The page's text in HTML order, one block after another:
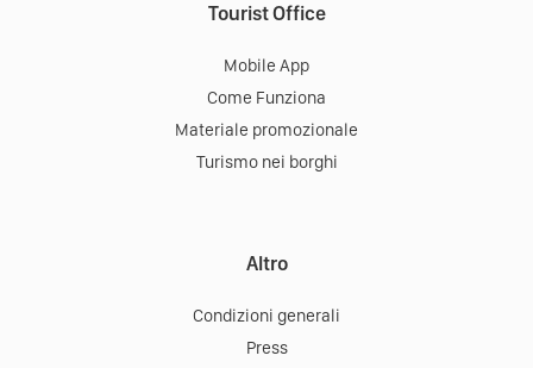
Tourist Office
Mobile App
Come Funziona
Materiale promozionale
Turismo nei borghi
Altro
Condizioni generali
Press